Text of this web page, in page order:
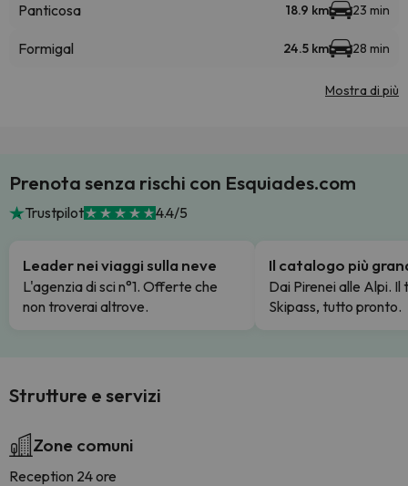
Panticosa 18.9 km 23 min
Formigal 24.5 km 28 min
Mostra di più
Prenota senza rischi con Esquiades.com
Trustpilot 4.4/5
Leader nei viaggi sulla neve
L'agenzia di sci n°1. Offerte che
non troverai altrove.
Il catalogo più
Dai Pirenei alle Alpi. Il
Skipass, tutto pronto.
Strutture e servizi
Zone comuni
Reception 24 ore